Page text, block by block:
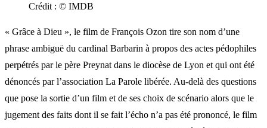
Crédit : © IMDB
« Grâce à Dieu », le film de François Ozon tire son nom d’une
phrase ambiguë du cardinal Barbarin à propos des actes pédophiles
perpétrés par le père Preynat dans le diocèse de Lyon et qui ont été
dénoncés par l’association La Parole libérée. Au-delà des questions
que pose la sortie d’un film et de ses choix de scénario alors que le
jugement des faits dont il se fait l’écho n’a pas été prononcé, le film